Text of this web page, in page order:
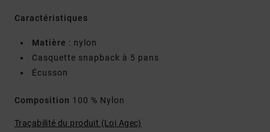
Caractéristiques
Matière : nylon
Casquette snapback à 5 pans
Écusson
Composition 100 % Nylon
Traçabilité du produit (Loi Agec)